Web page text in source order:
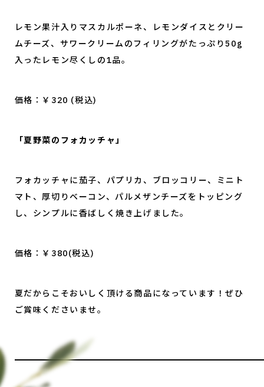
レモン果汁入りマスカルポーネ、レモンダイスとクリー
ムチーズ、サワークリームのフィリングがたっぷり50g
入ったレモン尽くしの1品。
価格：￥320 (税込)
「夏野菜のフォカッチャ」
フォカッチャに茄子、パプリカ、ブロッコリー、ミニト
マト、厚切りベーコン、パルメザンチーズをトッピング
し、シンプルに香ばしく焼き上げました。
価格：￥380(税込)
夏だからこそおいしく頂ける商品になっています！ぜひ
ご賞味くださいませ。